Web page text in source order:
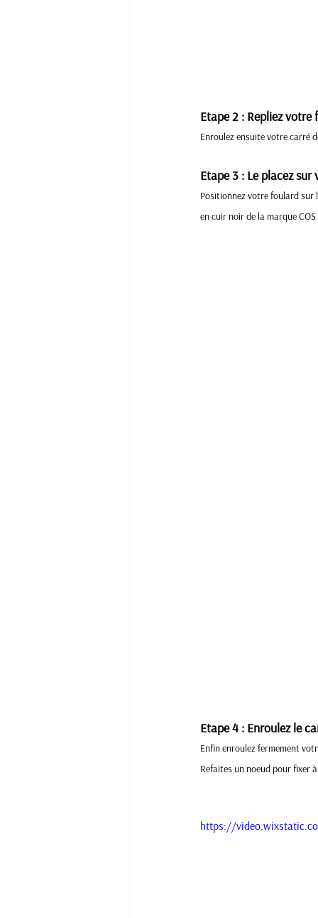
Etape 2 : Repliez votre
Enroulez ensuite votre carré
Etape 3 : Le placez sur
Positionnez votre foulard sur
en cuir noir de la marque COS
Etape 4 : Enroulez le
Enfin enroulez fermement
Refaites un noeud pour fixer
https://